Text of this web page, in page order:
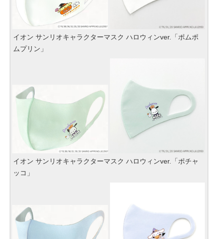
イオン サンリオキャラクターマスク ハロウィンver.「ポムポ
ムプリン」
イオン サンリオキャラクターマスク ハロウィンver.「ポチャ
ッコ」